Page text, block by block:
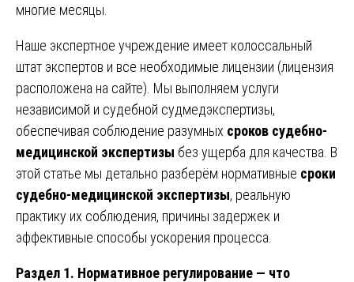
многие месяцы.
Наше экспертное учреждение имеет колоссальный
штат экспертов и все необходимые лицензии (лицензия
расположена на сайте). Мы выполняем услуги
независимой и судебной судмедэкспертизы,
обеспечивая соблюдение разумных сроков судебно-
медицинской экспертизы без ущерба для качества. В
этой статье мы детально разберём нормативные сроки
судебно-медицинской экспертизы, реальную
практику их соблюдения, причины задержек и
эффективные способы ускорения процесса.
Раздел 1. Нормативное регулирование — что